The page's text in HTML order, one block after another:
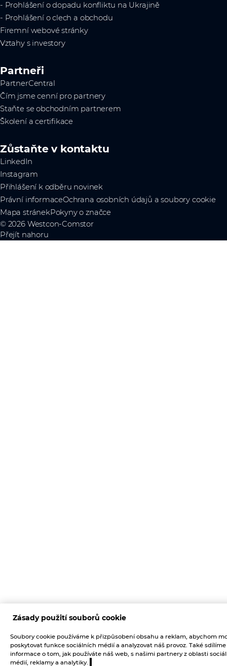
- Prohlášení o dopadu konfliktu na Ukrajině
- Prohlášení o clech a obchodu
Firemní webové stránky
Vztahy s investory
Partneři
PartnerCentral
Čím jsme cenní pro partnery
Staňte se obchodním partnerem
Školení a certifikace
Zůstaňte v kontaktu
LinkedIn
Instagram
Přihlášení k odběru novinek
Právní informaceOchrana osobních údajů a soubory cookie
Mapa stránekPokyny o značce
© 2026 Westcon-Comstor
Přejít nahoru
Zásady použití souborů cookie
Soubory cookie používáme k přizpůsobení obsahu a reklam, abychom
poskytovat funkce sociálních médií a analyzovat náš provoz. Také sdílíme
informace o tom, jak používáte náš web, s našimi partnery z oblasti
médií, reklamy a analytiky.